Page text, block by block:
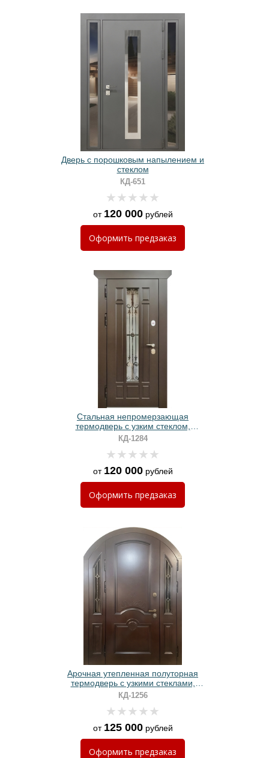
Дверь с порошковым напылением и
стеклом
КД-651
от 120 000рублей
Оформить предзаказ
Стальная непромерзающая
термодверь с узким стеклом,
решеткой, карнизом и МДФ
панелями
КД-1284
от 120 000рублей
Оформить предзаказ
Арочная утепленная полуторная
термодверь с узкими стеклами,
ковкой и панелями МДФ шпон
КД-1256
от 125 000рублей
Оформить предзаказ